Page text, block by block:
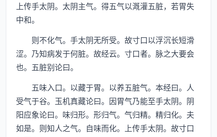
上传手太阴。太阴主气。得五气以溉灌五脏，若胃失
中和。
则不化气。手太阴无所受。故寸口以浮沉长短滑
涩。乃知病发于何脏。故经云。寸口者。脉之大要会
也。五脏别论曰。
五味入口。以藏于胃。以养五脏气。本经曰。人
受气于谷。玉机真藏论曰。因胃气乃能至手太阴。阴
阳应象论曰。味归形。形归气。气归精。精归化。夫
如是。则知人之气。自味而化。上传手太阴。故寸口